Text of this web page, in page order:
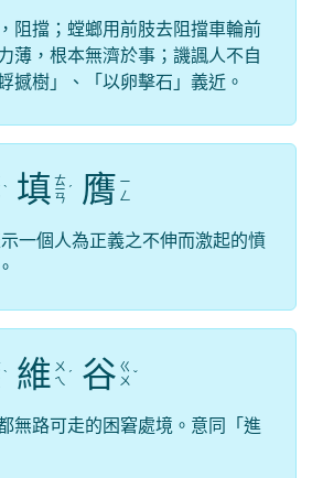
阻擋；螳螂用前肢去阻擋車輪前
薄，根本無濟於事；譏諷人不自
撼樹」、「以卵擊石」義近。
ˋ 填 ㄊ
ㄧ
ㄢ
ˊ 膺 ㄧ
ㄥ
一個人為正義之不伸而激起的憤
ˋ 維 ㄨ
ㄟ ˊ 谷 ㄍ
ㄨ ˇ
無路可走的困窘處境。意同「進